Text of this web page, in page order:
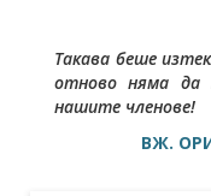
Такава беше
отново няма да
нашите членове!
ВЖ.